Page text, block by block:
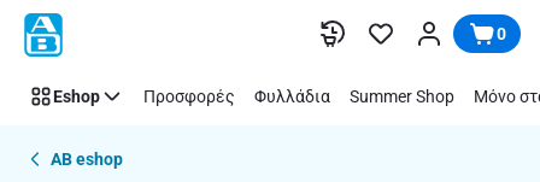
Παράλειψη 0
Eshop Προσφορές Φυλλάδια Summer Shop Μόνο
AB eshop